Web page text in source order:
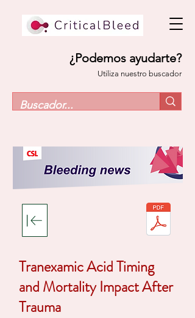
¿Podemos ayudarte?
Utiliza nuestro buscador
Tranexamic Acid Timing
and Mortality Impact After
Trauma